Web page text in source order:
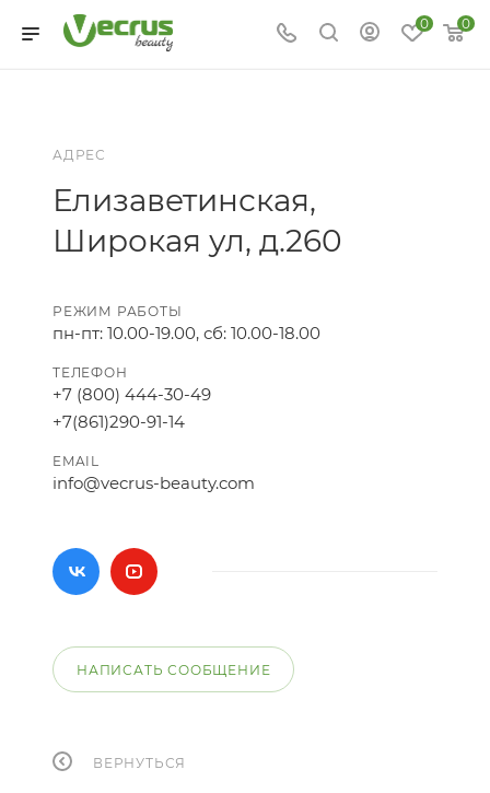
0 0
АДРЕС
Елизаветинская,
Широкая ул, д.260
РЕЖИМ РАБОТЫ
пн-пт: 10.00-19.00, сб: 10.00-18.00
ТЕЛЕФОН
+7 (800) 444-30-49
+7(861)290-91-14
EMAIL
info@vecrus-beauty.com
НАПИСАТЬ СООБЩЕНИЕ
ВЕРНУТЬСЯ